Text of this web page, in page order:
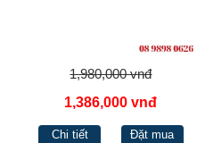
1,980,000 vnđ
1,386,000 vnđ
Chi tiết Đặt mua